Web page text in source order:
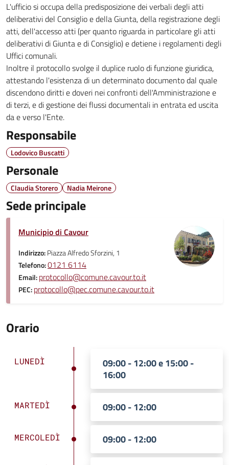
L'ufficio si occupa della predisposizione dei verbali degli atti
deliberativi del Consiglio e della Giunta, della registrazione degli
atti, dell'accesso atti (per quanto riguarda in particolare gli atti
deliberativi di Giunta e di Consiglio) e detiene i regolamenti degli
Uffici comunali.
Inoltre il protocollo svolge il duplice ruolo di funzione giuridica,
attestando l'esistenza di un determinato documento dal quale
discendono diritti e doveri nei confronti dell'Amministrazione e
di terzi, e di gestione dei flussi documentali in entrata ed uscita
da e verso l'Ente.
Responsabile
Lodovico Buscatti
Personale
Claudia Storero Nadia Meirone
Sede principale
Municipio di Cavour
Indirizzo:Piazza Alfredo Sforzini, 1
Telefono:0121 6114
Email:protocollo@comune.cavour.to.it
PEC:protocollo@pec.comune.cavour.to.it
Orario
LUNEDÌ
09:00 - 12:00 e 15:00 -
16:00
MARTEDÌ 09:00 - 12:00
MERCOLEDÌ 09:00 - 12:00